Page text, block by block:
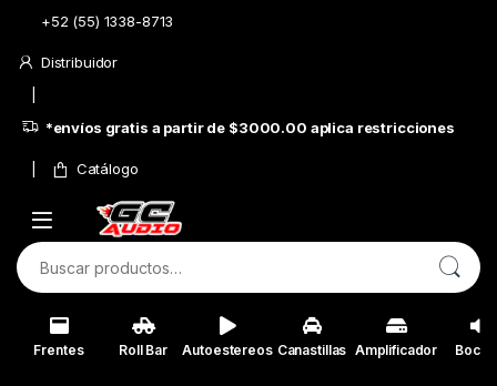
Skip to navigation
Skip to content
+52 (55) 1338-8713
Distribuidor
*envíos gratis a partir de $3000.00 aplica restricciones
Catálogo
Buscar por:
Frentes Roll Bar Autoestereos Canastillas Amplificador